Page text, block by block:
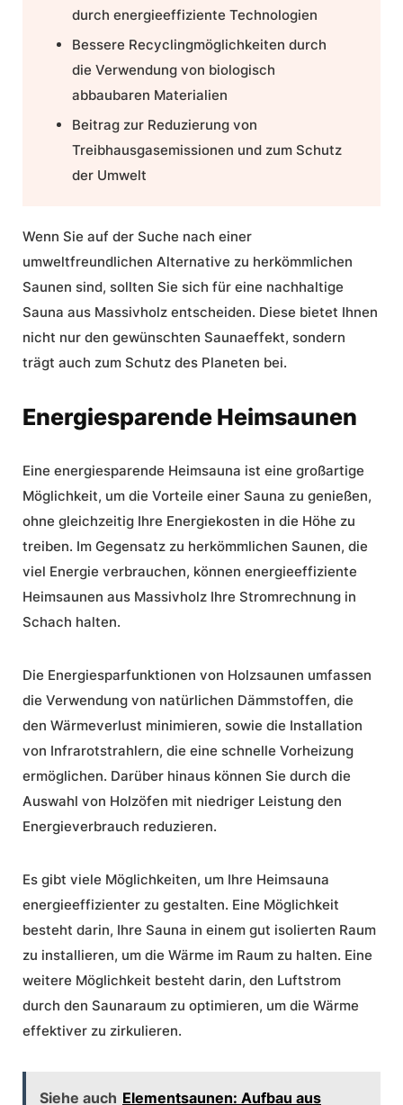
durch energieeffiziente Technologien
Bessere Recyclingmöglichkeiten durch
die Verwendung von biologisch
abbaubaren Materialien
Beitrag zur Reduzierung von
Treibhausgasemissionen und zum Schutz
der Umwelt
Wenn Sie auf der Suche nach einer
umweltfreundlichen Alternative zu herkömmlichen
Saunen sind, sollten Sie sich für eine nachhaltige
Sauna aus Massivholz entscheiden. Diese bietet Ihnen
nicht nur den gewünschten Saunaeffekt, sondern
trägt auch zum Schutz des Planeten bei.
Energiesparende Heimsaunen
Eine energiesparende Heimsauna ist eine großartige
Möglichkeit, um die Vorteile einer Sauna zu genießen,
ohne gleichzeitig Ihre Energiekosten in die Höhe zu
treiben. Im Gegensatz zu herkömmlichen Saunen, die
viel Energie verbrauchen, können energieeffiziente
Heimsaunen aus Massivholz Ihre Stromrechnung in
Schach halten.
Die Energiesparfunktionen von Holzsaunen umfassen
die Verwendung von natürlichen Dämmstoffen, die
den Wärmeverlust minimieren, sowie die Installation
von Infrarotstrahlern, die eine schnelle Vorheizung
ermöglichen. Darüber hinaus können Sie durch die
Auswahl von Holzöfen mit niedriger Leistung den
Energieverbrauch reduzieren.
Es gibt viele Möglichkeiten, um Ihre Heimsauna
energieeffizienter zu gestalten. Eine Möglichkeit
besteht darin, Ihre Sauna in einem gut isolierten Raum
zu installieren, um die Wärme im Raum zu halten. Eine
weitere Möglichkeit besteht darin, den Luftstrom
durch den Saunaraum zu optimieren, um die Wärme
effektiver zu zirkulieren.
Siehe auch Elementsaunen: Aufbau aus